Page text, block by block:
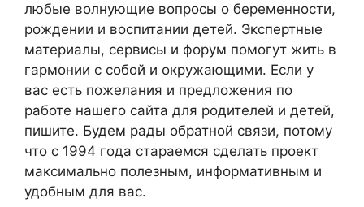
любые волнующие вопросы о беременности,
рождении и воспитании детей. Экспертные
материалы, сервисы и форум помогут жить в
гармонии с собой и окружающими. Если у
вас есть пожелания и предложения по
работе нашего сайта для родителей и детей,
пишите. Будем рады обратной связи, потому
что c 1994 года стараемся сделать проект
максимально полезным, информативным и
удобным для вас.